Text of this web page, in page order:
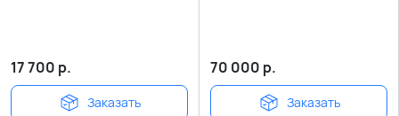
17 700 р.
Заказать
70 000 р.
Заказать